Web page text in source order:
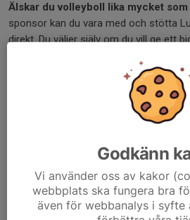
Älskar du volleyboll lika mycket som
sponsor kan du vara med och stötta
direkt. Du väljer själv om du vill ge ett
Varje insats – liten som stor – gör
Tack för att du står vid vår sida och är
Stötta Lule Volley
Klicka här för att sponsra oss
Support Lule Volley
Click here to sponsor us
Godkänn
Vi använder oss av kakor
webbplats ska fungera bra
även för webbanalys i syfte